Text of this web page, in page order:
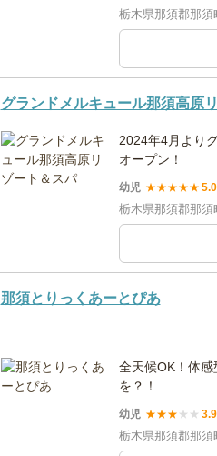
栃木県那須郡那須
グランドメルキュール那須高原
2024年4月より
オープン！
幼児 ★★★★★ 5.0
栃木県那須郡那須
那須とりっくあーとぴあ
全天候OK！体
を？！
幼児 ★★★ ★ ★ 3.9
栃木県那須郡那須